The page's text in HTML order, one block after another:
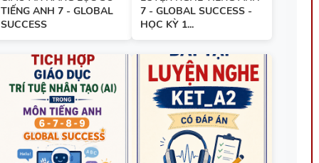
CÓ SCRIPT + ĐÁP ÁN
TỪ VỰNG - NGỮ PHÁP - TIẾNG ANH
8 - GLOBAL SUCCESS - HỌC KỲ 1
TIẾNG ANH 7 - GLOBAL
SUCCESS
7 - GLOBAL SUCCESS -
HỌC KỲ 1...